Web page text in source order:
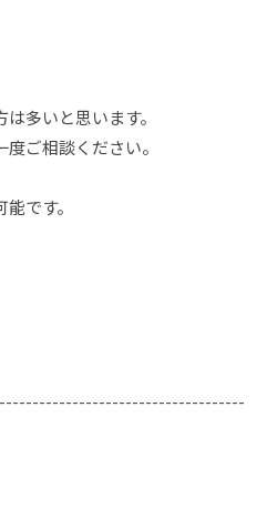
多いと思います。
ご相談ください。
です。